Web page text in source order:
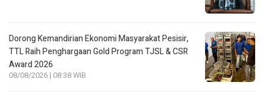
Dorong Kemandirian Ekonomi Masyarakat Pesisir,
TTL Raih Penghargaan Gold Program TJSL & CSR
Award 2026
08/08/2026 | 08:38 WIB